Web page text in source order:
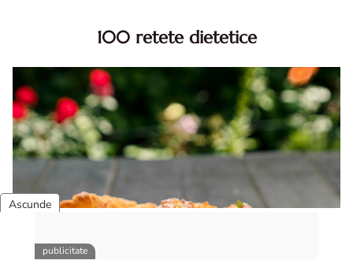
100 retete dietetice
dietetice. Idei retete dietetice. 100 Retete mancare
pentru dieta.